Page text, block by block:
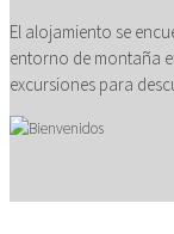
El alojamiento se
entorno de montaña
excursiones para